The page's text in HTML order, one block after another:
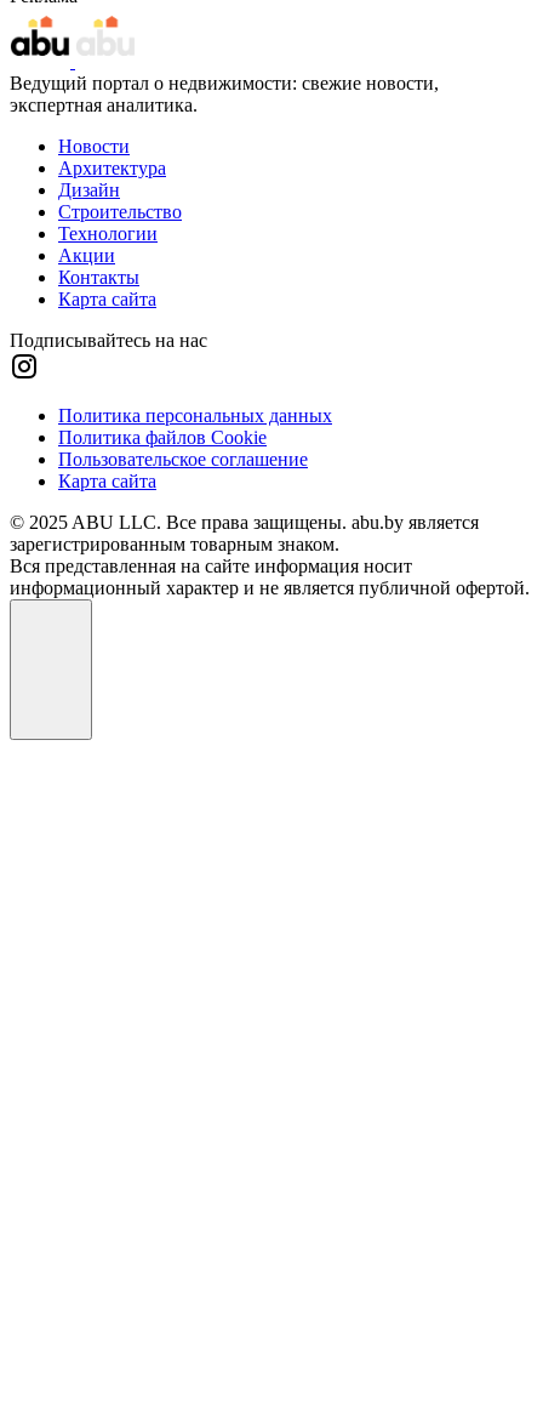
Ведущий портал о недвижимости: свежие новости,
экспертная аналитика.
Новости
Архитектура
Дизайн
Строительство
Технологии
Акции
Контакты
Карта сайта
Подписывайтесь на нас
Политика персональных данных
Политика файлов Cookie
Пользовательское соглашение
Карта сайта
© 2025 ABU LLC. Все права защищены. abu.by является
зарегистрированным товарным знаком.
Вся представленная на сайте информация носит
информационный характер и не является публичной офертой.